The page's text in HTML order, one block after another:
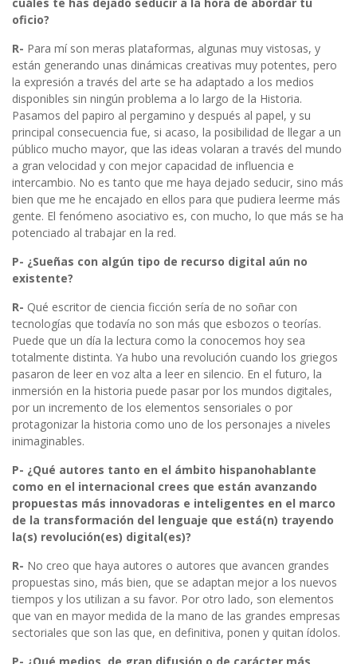
oficio?
R- Para mí son meras plataformas, algunas muy vistosas, y
están generando unas dinámicas creativas muy potentes, pero
la expresión a través del arte se ha adaptado a los medios
disponibles sin ningún problema a lo largo de la Historia.
Pasamos del papiro al pergamino y después al papel, y su
principal consecuencia fue, si acaso, la posibilidad de llegar a un
público mucho mayor, que las ideas volaran a través del mundo
a gran velocidad y con mejor capacidad de influencia e
intercambio. No es tanto que me haya dejado seducir, sino más
bien que me he encajado en ellos para que pudiera leerme más
gente. El fenómeno asociativo es, con mucho, lo que más se ha
potenciado al trabajar en la red.
P- ¿Sueñas con algún tipo de recurso digital aún no
existente?
R- Qué escritor de ciencia ficción sería de no soñar con
tecnologías que todavía no son más que esbozos o teorías.
Puede que un día la lectura como la conocemos hoy sea
totalmente distinta. Ya hubo una revolución cuando los griegos
pasaron de leer en voz alta a leer en silencio. En el futuro, la
inmersión en la historia puede pasar por los mundos digitales,
por un incremento de los elementos sensoriales o por
protagonizar la historia como uno de los personajes a niveles
inimaginables.
P- ¿Qué autores tanto en el ámbito hispanohablante
como en el internacional crees que están avanzando
propuestas más innovadoras e inteligentes en el marco
de la transformación del lenguaje que está(n) trayendo
la(s) revolución(es) digital(es)?
R- No creo que haya autores o autores que avancen grandes
propuestas sino, más bien, que se adaptan mejor a los nuevos
tiempos y los utilizan a su favor. Por otro lado, son elementos
que van en mayor medida de la mano de las grandes empresas
sectoriales que son las que, en definitiva, ponen y quitan ídolos.